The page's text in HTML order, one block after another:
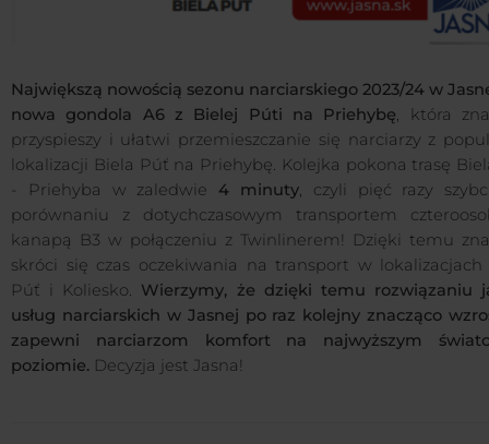
Największą nowością sezonu narciarskiego 2023/24 w
nowa gondola A6 z Bielej Púti na Priehybę, która
przyspieszy i ułatwi przemieszczanie się narciarzy z
lokalizacji Biela Púť na Priehybę. Kolejka pokona trasę
- Priehyba w zaledwie 4 minuty, czyli pięć razy
porównaniu z dotychczasowym transportem
kanapą B3 w połączeniu z Twinlinerem! Dzięki temu
skróci się czas oczekiwania na transport w lokalizacjach
Púť i Koliesko. Wierzymy, że dzięki temu rozwiązaniu
usług narciarskich w Jasnej po raz kolejny znacząco
zapewni narciarzom komfort na najwyższym
poziomie. Decyzja jest Jasna!